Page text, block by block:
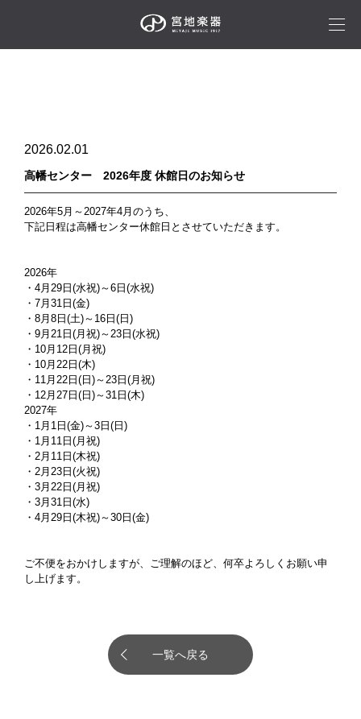
2026.02.01
高幡センター 2026年度 休館日のお知らせ
2026年5月～2027年4月のうち、
下記日程は高幡センター休館日とさせていただきます。
2026年
・4月29日(水祝)～6日(水祝)
・7月31日(金)
・8月8日(土)～16日(日)
・9月21日(月祝)～23日(水祝)
・10月12日(月祝)
・10月22日(木)
・11月22日(日)～23日(月祝)
・12月27日(日)～31日(木)
2027年
・1月1日(金)～3日(日)
・1月11日(月祝)
・2月11日(木祝)
・2月23日(火祝)
・3月22日(月祝)
・3月31日(水)
・4月29日(木祝)～30日(金)
ご不便をおかけしますが、ご理解のほど、何卒よろしくお願い申
し上げます。
一覧へ戻る